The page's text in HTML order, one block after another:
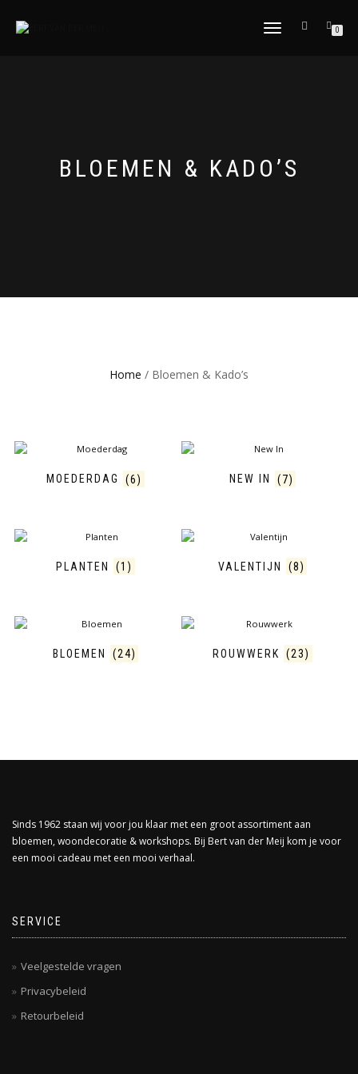
SCHAKEL TUSSEN MENU
0
BLOEMEN & KADO’S
Home / Bloemen & Kado’s
MOEDERDAG (6) NEW IN (7)
PLANTEN (1) VALENTIJN (8)
BLOEMEN (24) ROUWWERK (23)
Sinds 1962 staan wij voor jou klaar met een groot assortiment aan
bloemen, woondecoratie & workshops. Bij Bert van der Meij kom je voor
een mooi cadeau met een mooi verhaal.
SERVICE
Veelgestelde vragen
Privacybeleid
Retourbeleid